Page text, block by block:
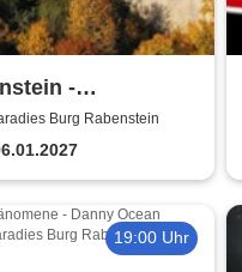
-
Burg Rabenstein
19:00 Uhr